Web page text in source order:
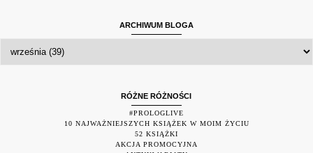
ARCHIWUM BLOGA
RÓŻNE RÓŻNOŚCI
#PROLOGLIVE
10 NAJWAŻNIEJSZYCH KSIĄŻEK W MOIM ŻYCIU
52 KSIĄŻKI
AKCJA PROMOCYJNA